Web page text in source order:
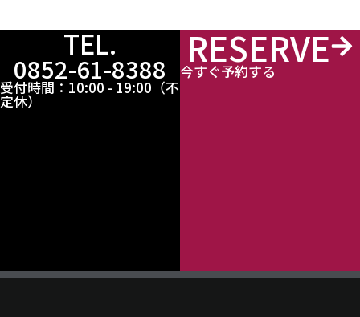
TEL.
0852-61-8388
受付時間：10:00 - 19:00（不
定休）
RESERVE
今すぐ予約する